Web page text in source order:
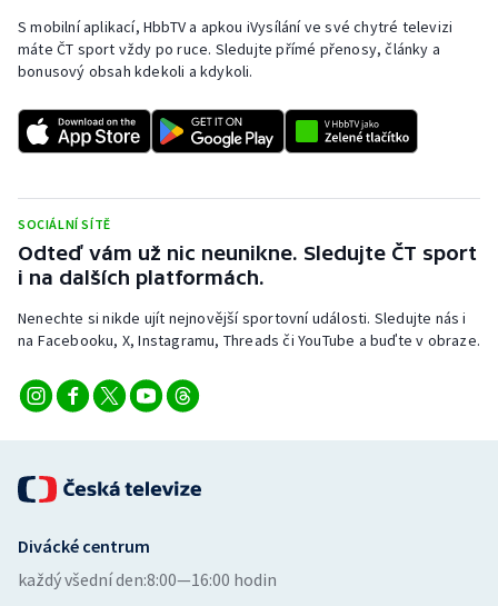
Rychlobruslení
Rychlostní kanoistika
Short track
Stolní tenis
Triatlon
Veslování
Vodní slalom
Volejbal
Ostatní
S mobilní aplikací, HbbTV a apkou iVysílání ve své chytré televizi
máte ČT sport vždy po ruce. Sledujte přímé přenosy, články a
bonusový obsah kdekoli a kdykoli.
SOCIÁLNÍ SÍTĚ
Odteď vám už nic neunikne. Sledujte ČT sport
i na dalších platformách.
Nenechte si nikde ujít nejnovější sportovní události. Sledujte nás i
na Facebooku, X, Instagramu, Threads či YouTube a buďte v obraze.
Divácké centrum
každý všední den:8:00—16:00 hodin